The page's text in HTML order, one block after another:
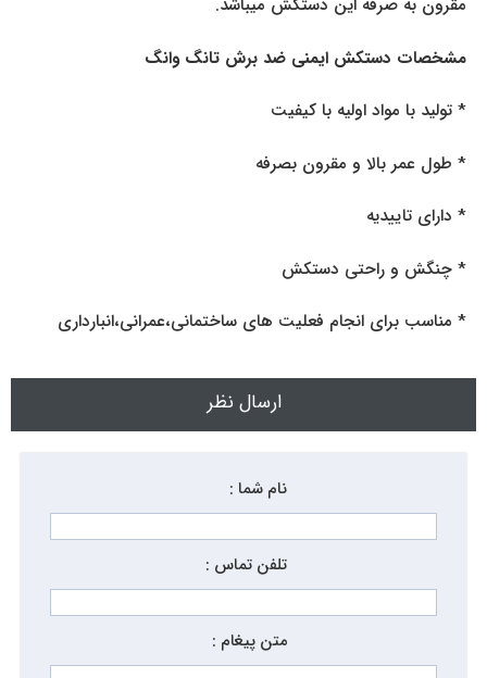
مقرون به صرفه این دستکش میباشد.
مشخصات دستکش ایمنی ضد برش تانگ وانگ
* تولید با مواد اولیه با کیفیت
* طول عمر بالا و مقرون بصرفه
* دارای تاییدیه
* چنگش و راحتی دستکش
* مناسب برای انجام فعلیت های ساختمانی،عمرانی،انبارداری
ارسال نظر
نام شما :
تلفن تماس :
متن پیغام :